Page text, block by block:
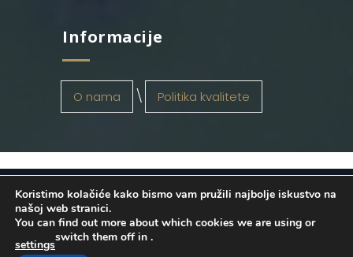
Informacije
O nama Politika kvalitete
OSATINA GRUPA d.o.o. 2026
. Configured
byINFOS Osijek. Sva prava pridržana.
Koristimo kolačiće kako bismo vam pružili najbolje iskustvo na
našoj web stranici.
You can find out more about which cookies we are using or
switch them off in
settings
.